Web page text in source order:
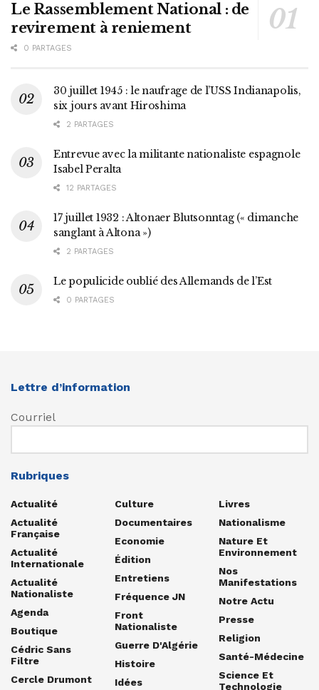
Le Rassemblement National : de
revirement à reniement
0 PARTAGES
30 juillet 1945 : le naufrage de l’USS Indianapolis,
six jours avant Hiroshima
2 PARTAGES
Entrevue avec la militante nationaliste espagnole
Isabel Peralta
12 PARTAGES
17 juillet 1932 : Altonaer Blutsonntag (« dimanche
sanglant à Altona »)
2 PARTAGES
Le populicide oublié des Allemands de l’Est
0 PARTAGES
Lettre d’information
Courriel
Rubriques
Actualité
Actualité
Française
Actualité
Internationale
Actualité
Nationaliste
Agenda
Boutique
Cédric Sans
Filtre
Cercle Drumont
Culture
Documentaires
Economie
Édition
Entretiens
Fréquence JN
Front
Nationaliste
Guerre D'Algérie
Histoire
Idées
Livres
Nationalisme
Nature Et
Environnement
Nos
Manifestations
Notre Actu
Presse
Religion
Santé-Médecine
Science Et
Technologie